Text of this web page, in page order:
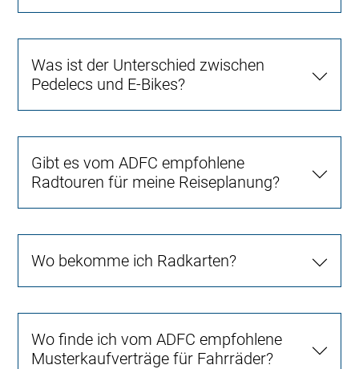
Was ist der Unterschied zwischen
Pedelecs und E-Bikes?
Gibt es vom ADFC empfohlene
Radtouren für meine Reiseplanung?
Wo bekomme ich Radkarten?
Wo finde ich vom ADFC empfohlene
Musterkaufverträge für Fahrräder?